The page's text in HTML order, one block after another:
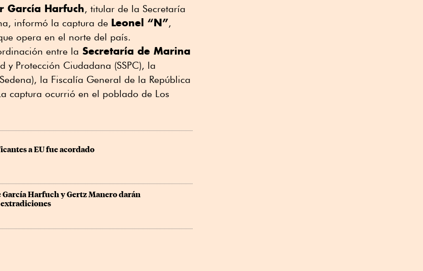
García Harfuch, titular de la Secretaría
informó la captura de Leonel “N”,
opera en el norte del país.
entre la Secretaría de Marina
y Protección Ciudadana (SSPC), la
la Fiscalía General de la República
captura ocurrió en el poblado de Los
a EU fue acordado
Harfuch y Gertz Manero darán